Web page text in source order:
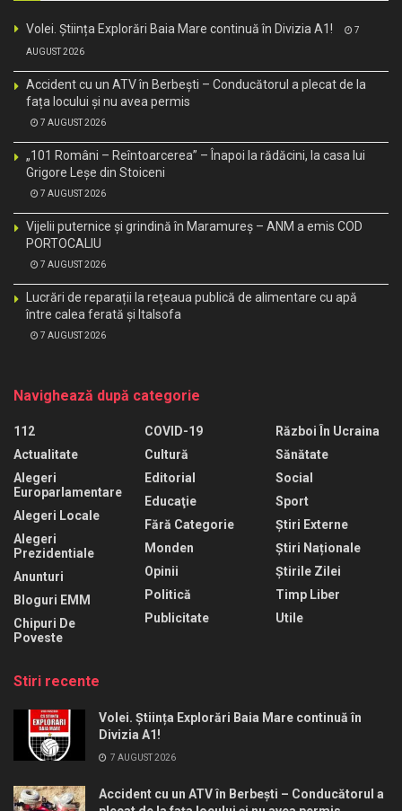
Volei. Știința Explorări Baia Mare continuă în Divizia A1! 7
AUGUST 2026
Accident cu un ATV în Berbești – Conducătorul a plecat de la
fața locului și nu avea permis
7 AUGUST 2026
„101 Români – Reîntoarcerea” – Înapoi la rădăcini, la casa lui
Grigore Leșe din Stoiceni
7 AUGUST 2026
Vijelii puternice și grindină în Maramureș – ANM a emis COD
PORTOCALIU
7 AUGUST 2026
Lucrări de reparații la rețeaua publică de alimentare cu apă
între calea ferată și Italsofa
7 AUGUST 2026
Navighează după categorie
112
Actualitate
Alegeri
Europarlamentare
Alegeri Locale
Alegeri
Prezidentiale
Anunturi
Bloguri EMM
Chipuri De
Poveste
COVID-19
Cultură
Editorial
Educaţie
Fără Categorie
Monden
Opinii
Politică
Publicitate
Război În Ucraina
Sănătate
Social
Sport
Știri Externe
Știri Naționale
Știrile Zilei
Timp Liber
Utile
Stiri recente
Volei. Știința Explorări Baia Mare continuă în
Divizia A1!
7 AUGUST 2026
Accident cu un ATV în Berbești – Conducătorul a